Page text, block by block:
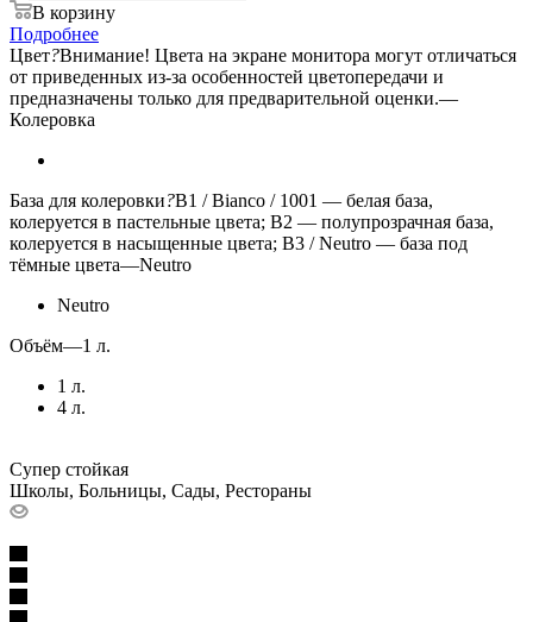
В корзину
Подробнее
Цвет?Внимание! Цвета на экране монитора могут отличаться
от приведенных из-за особенностей цветопередачи и
предназначены только для предварительной оценки.—
Колеровка
База для колеровки?B1 / Bianco / 1001 — белая база,
колеруется в пастельные цвета; B2 — полупрозрачная база,
колеруется в насыщенные цвета; B3 / Neutro — база под
тёмные цвета—Neutro
Neutro
Объём—1 л.
1 л.
4 л.
Супер стойкая
Школы, Больницы, Сады, Рестораны